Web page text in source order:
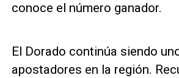
conoce el número ganador.
El Dorado continúa siendo
apostadores en la región.